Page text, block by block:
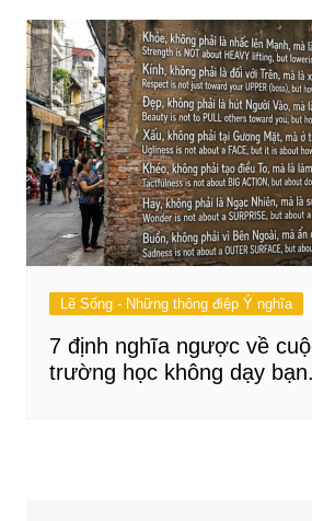
Lẽ Sống - Những thông điệp Ý nghĩa
7 định nghĩa ngược về
trường học không dạy bạn.